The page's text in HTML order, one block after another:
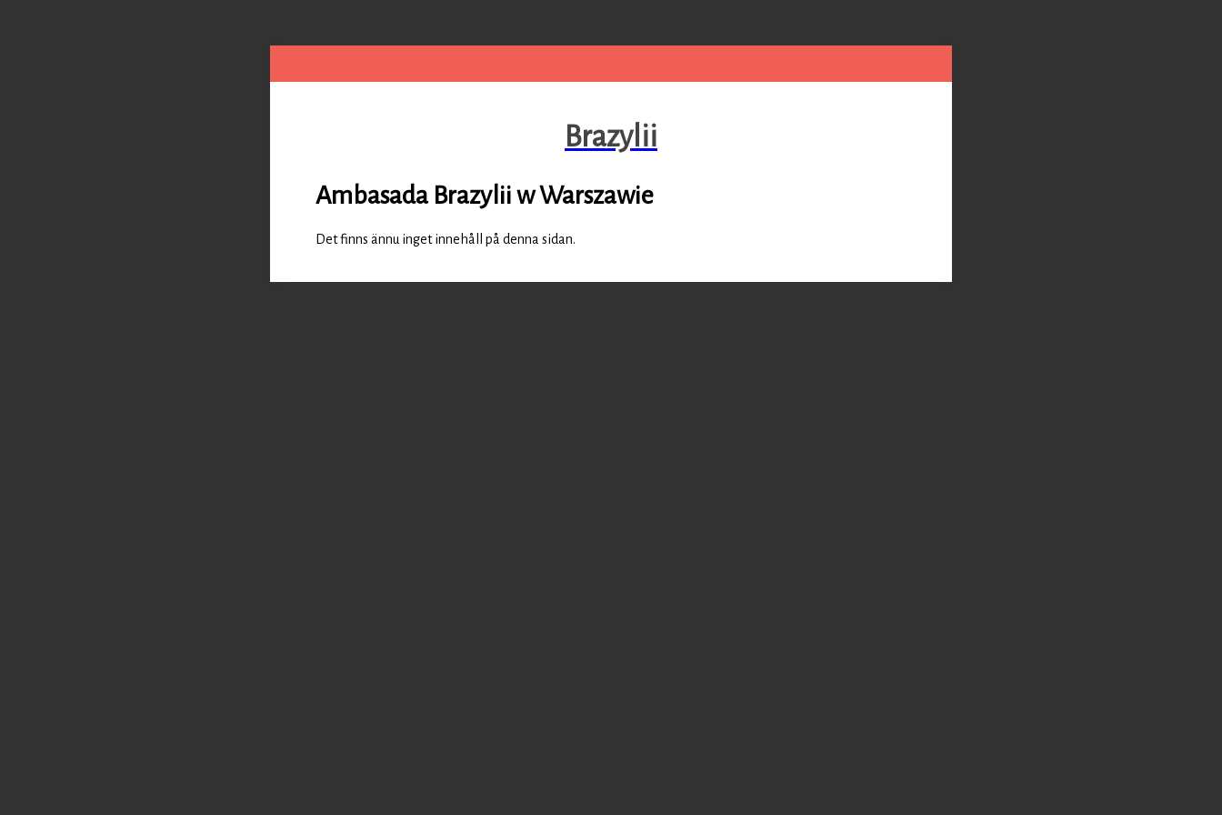
Brazylii
Ambasada Brazylii w Warszawie
Det finns ännu inget innehåll på denna sidan.